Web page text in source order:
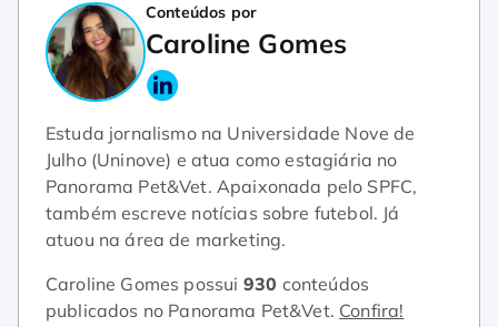
Conteúdos por
Caroline Gomes
Estuda jornalismo na Universidade Nove de
Julho (Uninove) e atua como estagiária no
Panorama Pet&Vet. Apaixonada pelo SPFC,
também escreve notícias sobre futebol. Já
atuou na área de marketing.
Caroline Gomes possui 930 conteúdos
publicados no Panorama Pet&Vet. Confira!